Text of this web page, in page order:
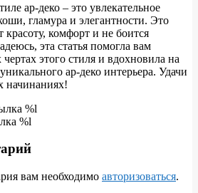
ар-деко – это увлекательное
гламура и элегантности. Это
красоту, комфорт и не боится
эта статья помогла вам
этого стиля и вдохновила на
ар-деко интерьера. Удачи
начинаниях!
%l
%l
вам необходимо авторизоваться.